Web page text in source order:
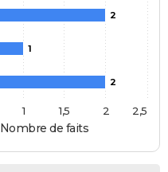
Nombre de faits
2
1
2
1 1,5 2 2,5